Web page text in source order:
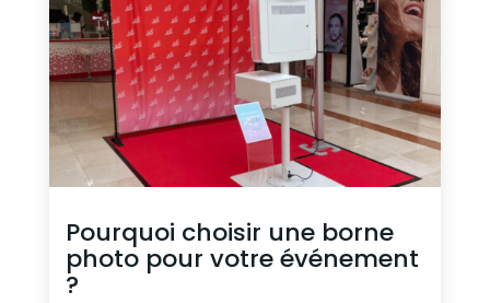
Pourquoi choisir une borne
photo pour votre événement
?